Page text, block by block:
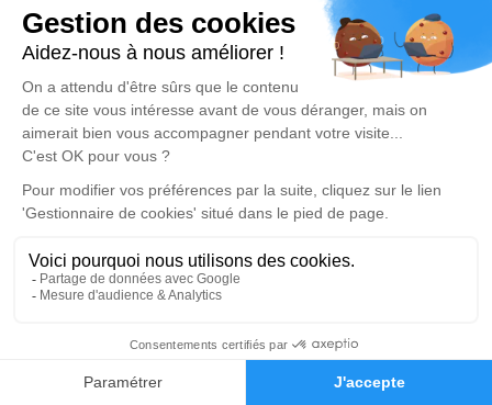
Faire-part Hommages
anecdote ou exprimer vos pensées à travers des
poèmes ou des textes. Cet endroit est un lieu
d'expression dédié à honorer la mémoire de Jacqueline
RAICHLÉ.
Un service de plantation d’arbre hommage est
disponible ici
Cérémonie religieuse
Église Protestante d'Oberbronn
Oberbronn Bas-Rhin